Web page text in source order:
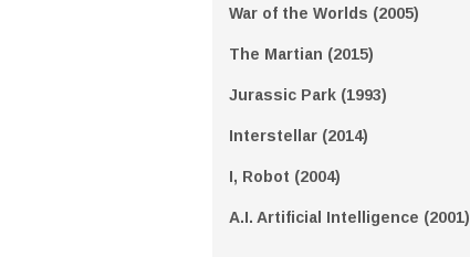
War of the Worlds (2005)
The Martian (2015)
Jurassic Park (1993)
Interstellar (2014)
I, Robot (2004)
A.I. Artificial Intelligence (2001)